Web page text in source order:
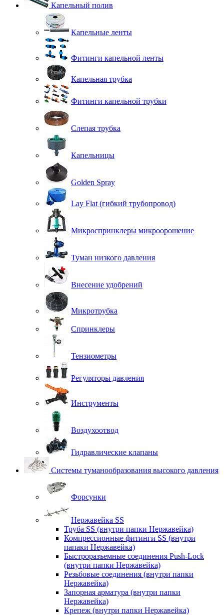
Капельный полив
Капельные ленты
Фитинги капельной ленты
Капельная трубка
Фитинги капельной трубки
Слепая трубка
Капельницы
Golden Spray
Lay Flat (гибкий трубопровод)
Микроспринклеры микроорошение
Туман низкого давления
Внесение удобрений
Микротрубка
Спринклеры
Тензиометры
Регуляторы давления
Инструменты
Воздухоотвод
Гидравлические клапаны
Системы туманообразования высокого давления
Форсунки
Нержавейка SS
Труба SS (внутри папки Нержавейка)
Компрессионные фитинги SS (внутри
папаки Нержавейка)
Быстроразъемные соединения Push-Lock
(внутри папки Нержавейка)
Резьбовые соединения (внутри папки
Нержавейка)
Запорная арматура (внутри папки
Нержавейка)
Крепеж (внутри папки Нержавейка)